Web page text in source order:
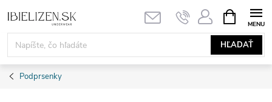
na
obsah
HĽADAŤ
KOŠÍK
Podprsenky